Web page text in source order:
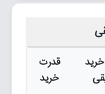
37.2K
54.5M
قدرت
خرید